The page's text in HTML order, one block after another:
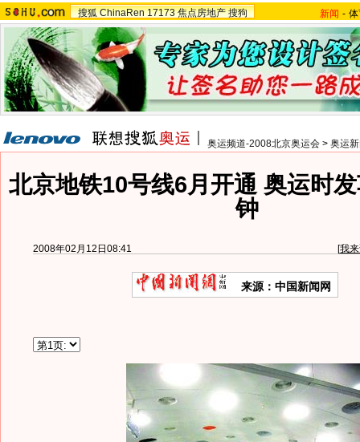
搜狐 ChinaRen 17173 焦点房地产 搜狗 新闻 -
奥运频道-2008北京奥运会 > 奥运
北京地铁10号线6月开通 奥运时
钟
2008年02月12日08:41 [我
来源：中国新闻网